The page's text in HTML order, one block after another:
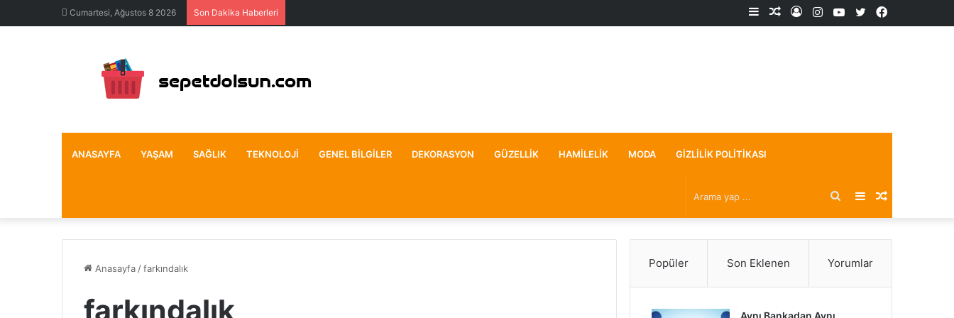
Cumartesi, Ağustos 8 2026 Son Dakika Haberleri Facebook
X
YouTube
Instagram
Kayıt
Rastgele
Kenar
ANASAYFA YAŞAM SAĞLIK TEKNOLOJI GENEL BILGILER DEKORASYON GÜZELLIK HAMILELIK MODA GIZLILIK POLITIKASI
Rastgele
Makale
Kenar
Bölmesi
Arama
yap
Anasayfa /farkındalık
farkındalık
Popüler Son Eklenen Yorumlar
Aynı Bankadan Aynı